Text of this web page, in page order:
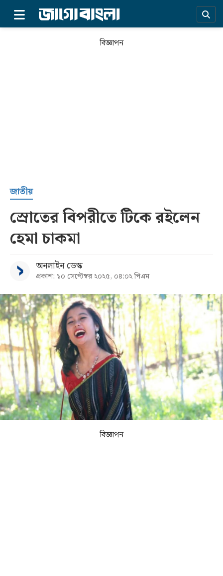
সর্বশেষ
বিভাগ
আর্কাইভ
কনভার্টার
বিজ্ঞাপন
জাতীয়
স্রোতের বিপরীতে টিকে রইলেন
হেমা চাকমা
অনলাইন ডেস্ক
প্রকাশ: ১০ সেপ্টেম্বর ২০২৫, ০৪:০২ পিএম
বিজ্ঞাপন